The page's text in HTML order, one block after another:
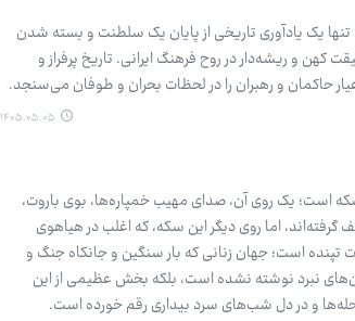
تنها یک یادآوری تاریخی از پایان یک سلطنت و بسته‌ شدن
و ریشه‌دار در روح فرهنگ ایرانی. تاریخ پرفراز و
حاکمان و رهبران را در لحظات بحران و طوفان می‌سنجد.
۱۴۰۵.۰۵.۰۵
است؛ یک روی آن، صدای مهیب خمپاره‌ها، بوی باروت،
اما روی دیگر این سکه، که اغلب در هیاهوی
است؛ جهان زنانی که بار سنگین و جانکاه جنگ و
نبرد نوشته نشده است، بلکه بخش عظیمی از این
و در دل شب‌های سرد بیداری رقم خورده است.